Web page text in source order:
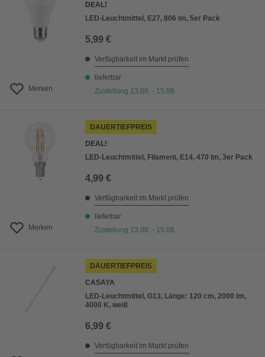
Merken
DEAL!
LED-Leuchtmittel, E27, 806 lm, 5er Pack
5,99 €
Verfügbarkeit im Markt prüfen
lieferbar
Zustellung 13.08. - 15.08.
Merken
DAUERTIEFPREIS
DEAL!
LED-Leuchtmittel, Filament, E14, 470 lm, 3er Pack
4,99 €
Verfügbarkeit im Markt prüfen
lieferbar
Zustellung 13.08. - 15.08.
DAUERTIEFPREIS
CASAYA
LED-Leuchtmittel, G13, Länge: 120 cm, 2000 lm,
4000 K, weiß
6,99 €
Verfügbarkeit im Markt prüfen